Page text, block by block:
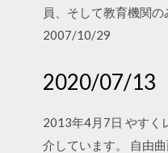
員、そして教育機関
2007/10/29
2020/07/13
2013年4月7日 やすく
介しています。 自由